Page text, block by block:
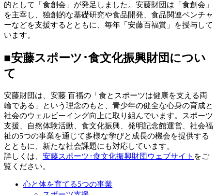
的として「食創会」が発足しました。安藤財団は「食創会」
を主宰し、独創的な基礎研究や食品開発、食品関連ベンチャ
ーなどを支援するとともに、毎年「安藤百福賞」を授与して
います。
■安藤スポーツ･食文化振興財団につい
て
安藤財団は、安藤 百福の「食とスポーツは健康を支える両
輪である」という理念のもと、青少年の健全な心身の育成と
社会のウェルビーイング向上に取り組んでいます。スポーツ
支援、自然体験活動、食文化振興、発明記念館運営、社会福
祉の5つの事業を通じて多様な学びと成長の機会を提供する
とともに、新たな社会課題にも対応しています。
詳しくは、 安藤スポーツ･食文化振興財団ウェブサイト をご
覧ください。
心と体を育てる5つの事業